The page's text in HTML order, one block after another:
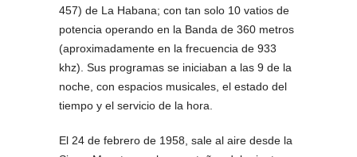
457) de La Habana; con tan solo 10 vatios de
potencia operando en la Banda de 360 metros
(aproximadamente en la frecuencia de 933
khz). Sus programas se iniciaban a las 9 de la
noche, con espacios musicales, el estado del
tiempo y el servicio de la hora.
El 24 de febrero de 1958, sale al aire desde la